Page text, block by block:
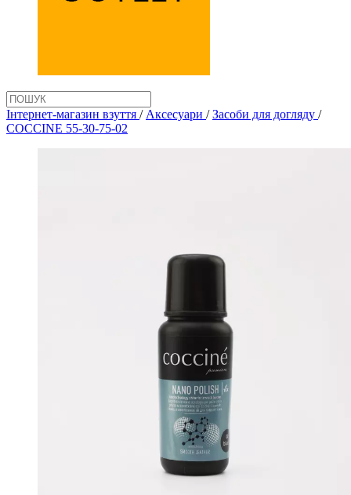
Інтернет-магазин взуття / Аксеcуари / Засоби для догляду /
COCCINE 55-30-75-02